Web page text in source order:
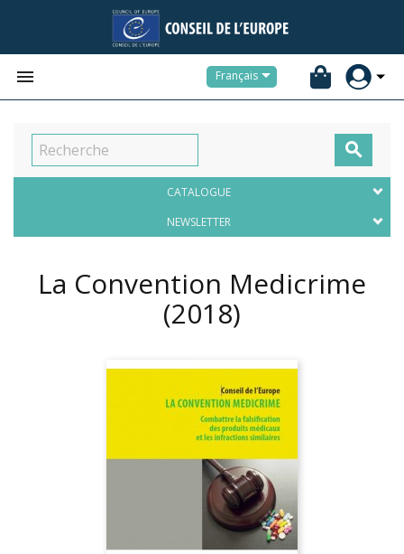
 Français

CATALOGUE
NEWSLETTER
La Convention Medicrime
(2018)